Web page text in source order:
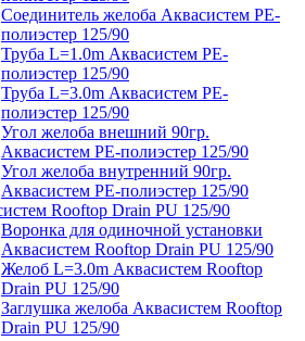
Соединитель желоба Аквасистем PE-
полиэстер 125/90
Труба L=1.0m Аквасистем PE-
полиэстер 125/90
Труба L=3.0m Аквасистем PE-
полиэстер 125/90
Угол желоба внешний 90гр.
Аквасистем PE-полиэстер 125/90
Угол желоба внутренний 90гр.
Аквасистем PE-полиэстер 125/90
Rooftop Drain PU 125/90
Воронка для одиночной установки
Аквасистем Rooftop Drain PU 125/90
Желоб L=3.0m Аквасистем Rooftop
Drain PU 125/90
Заглушка желоба Аквасистем Rooftop
Drain PU 125/90